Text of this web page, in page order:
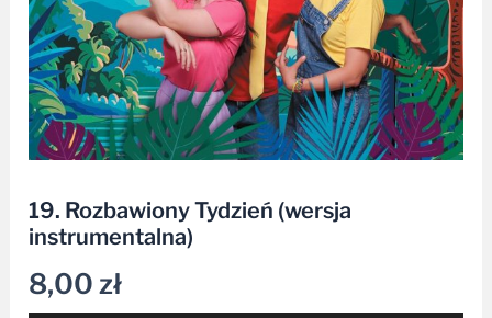
19. Rozbawiony Tydzień (wersja
instrumentalna)
8,00zł